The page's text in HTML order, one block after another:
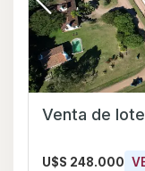
Venta de
U$S 248.000